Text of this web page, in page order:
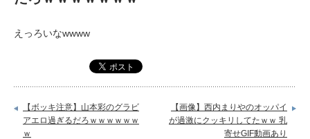
えっろいなwwww
【ボッキ注意】山本彩のグラビ
アエロ過ぎるだろｗｗｗｗｗｗ
ｗ
【画像】西内まりやのオッパイ
が過激にクッキリしてたｗｗ 乳
寄せGIF動画あり